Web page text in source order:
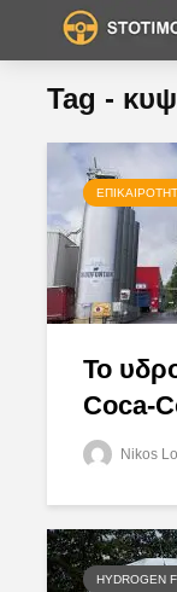
Tag -
Το
Coca-
Nikos
HYDROGEN